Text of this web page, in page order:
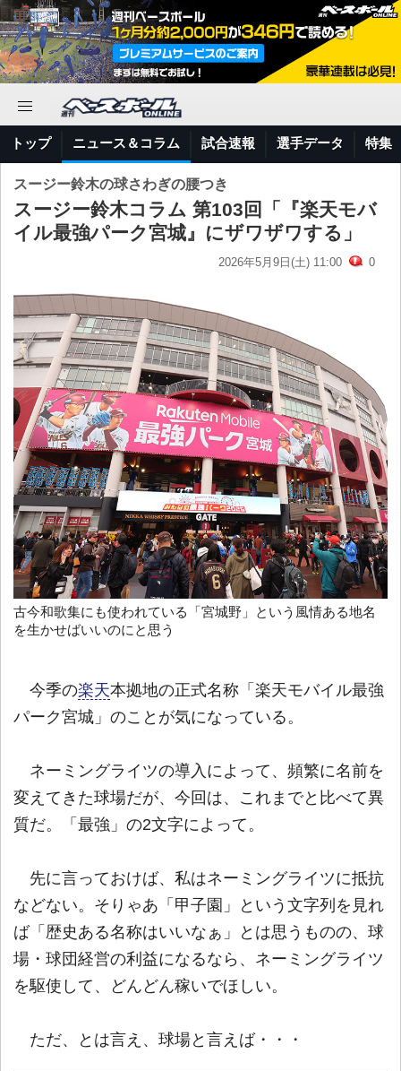
トップ ニュース＆コラム 試合速報 選手データ 特集
スージー鈴木の球さわぎの腰つき
スージー鈴木コラム 第103回「『楽天モバ
イル最強パーク宮城』にザワザワする」
2026年5月9日(土) 11:00 0
古今和歌集にも使われている「宮城野」という風情ある地名
を生かせばいいのにと思う
今季の楽天本拠地の正式名称「楽天モバイル最強
パーク宮城」のことが気になっている。
ネーミングライツの導入によって、頻繁に名前を
変えてきた球場だが、今回は、これまでと比べて異
質だ。「最強」の2文字によって。
先に言っておけば、私はネーミングライツに抵抗
などない。そりゃあ「甲子園」という文字列を見れ
ば「歴史ある名称はいいなぁ」とは思うものの、球
場・球団経営の利益になるなら、ネーミングライツ
を駆使して、どんどん稼いでほしい。
ただ、とは言え、球場と言えば・・・